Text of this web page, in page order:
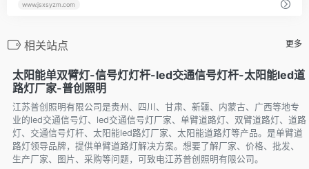
www.jsxsyzm.com
相关站点 更多
太阳能单双臂灯-信号灯灯杆-led交通信号灯杆-太阳能led道
路灯厂家-普创照明
江苏普创照明有限公司是贵州、四川、甘肃、新疆、内蒙古、广西等地专
业的led交通信号灯、led交通信号灯厂家、单臂道路灯、双臂道路灯、道路
灯、交通信号灯杆、太阳能led路灯厂家、太阳能道路灯等产品。是单臂道
路灯领导品牌，提供单臂道路灯解决方案。想要了解厂家、价格、批发、
生产厂家、图片、采购等问题，可致电江苏普创照明有限公司。